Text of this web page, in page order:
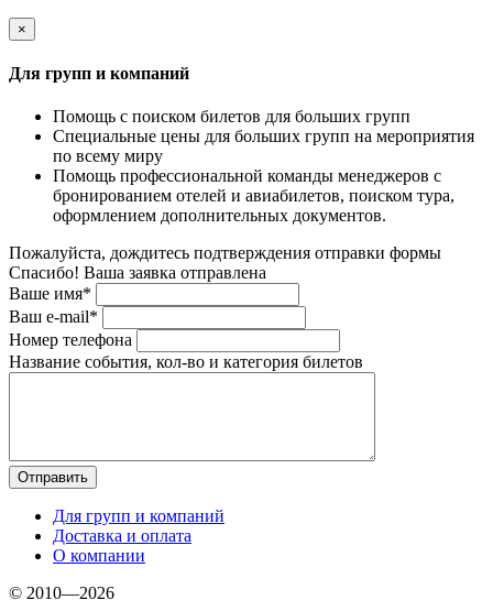
×
Для групп и компаний
Помощь с поиском билетов для больших групп
Специальные цены для больших групп на мероприятия
по всему миру
Помощь профессиональной команды менеджеров с
бронированием отелей и авиабилетов, поиском тура,
оформлением дополнительных документов.
Пожалуйста, дождитесь подтверждения отправки формы
Спасибо! Ваша заявка отправлена
Ваше имя*
Ваш e-mail*
Номер телефона
Название события, кол-во и категория билетов
Для групп и компаний
Доставка и оплата
О компании
© 2010—2026